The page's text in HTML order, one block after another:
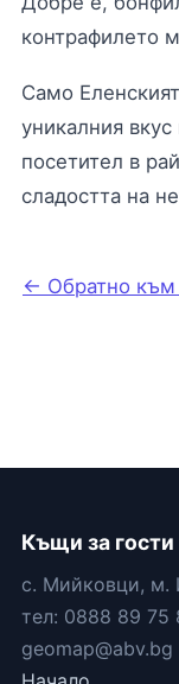
контрафилето
Само
уникалния
посетител в
сладостта на
← Обратно към
Къщи за
с. Мийковци, м.
тел: 0888 89 75
geomap@abv.bg